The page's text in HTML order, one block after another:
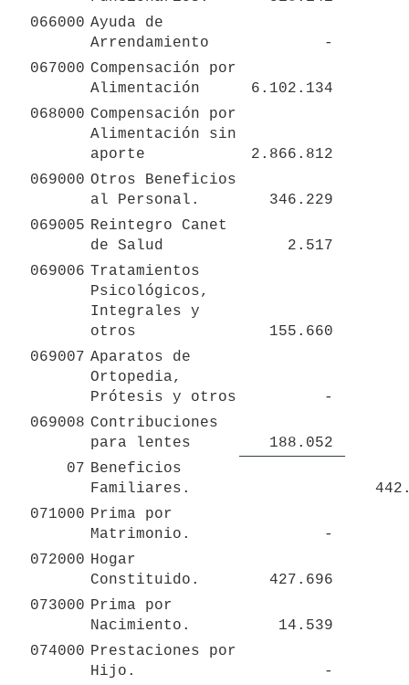
066000 Ayuda de
Arrendamiento
-
067000 Compensación por
Alimentación
6.102.134
068000 Compensación por
Alimentación sin
aporte
2.866.812
069000 Otros Beneficios
al Personal.
346.229
069005 Reintegro Canet
de Salud
2.517
069006 Tratamientos
Psicológicos,
Integrales y
otros
155.660
069007 Aparatos de
Ortopedia,
Prótesis y otros
-
069008 Contribuciones
para lentes
188.052
07 Beneficios
Familiares.
071000 Prima por
Matrimonio.
-
072000 Hogar
Constituido.
427.696
073000 Prima por
Nacimiento.
14.539
074000 Prestaciones por
Hijo.
-